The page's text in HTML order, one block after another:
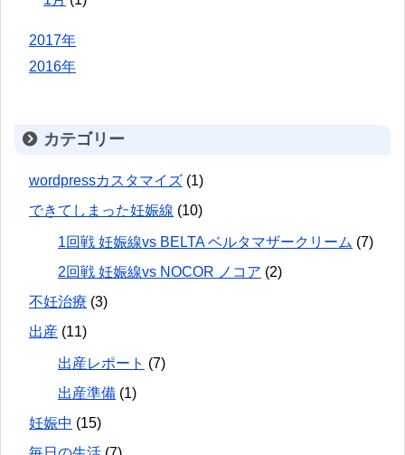
2017年
2016年
カテゴリー
wordpressカスタマイズ (1)
できてしまった妊娠線 (10)
1回戦 妊娠線vs BELTA ベルタマザークリーム (7)
2回戦 妊娠線vs NOCOR ノコア (2)
不妊治療 (3)
出産 (11)
出産レポート (7)
出産準備 (1)
妊娠中 (15)